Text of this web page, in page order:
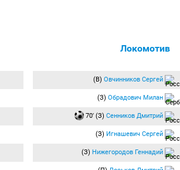
Локомотив
(В) Овчинников Сергей
(З) Обрадович Милан
70′ (З) Сенников Дмитрий
(З) Игнашевич Сергей
(З) Нижегородов Геннадий